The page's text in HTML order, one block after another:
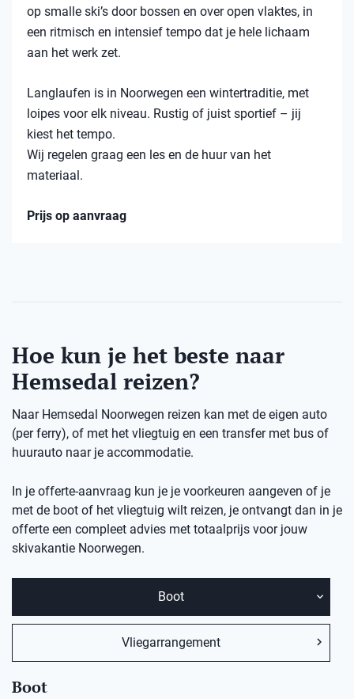
op smalle ski’s door bossen en over open vlaktes, in
een ritmisch en intensief tempo dat je hele lichaam
aan het werk zet.
Langlaufen is in Noorwegen een wintertraditie, met
loipes voor elk niveau. Rustig of juist sportief – jij
kiest het tempo.
Wij regelen graag een les en de huur van het
materiaal.
Prijs op aanvraag
Hoe kun je het beste naar
Hemsedal reizen?
Naar Hemsedal Noorwegen reizen kan met de eigen auto
(per ferry), of met het vliegtuig en een transfer met bus of
huurauto naar je accommodatie.
In je offerte-aanvraag kun je je voorkeuren aangeven of je
met de boot of het vliegtuig wilt reizen, je ontvangt dan in je
offerte een compleet advies met totaalprijs voor jouw
skivakantie Noorwegen.
Boot
Vliegarrangement
Boot